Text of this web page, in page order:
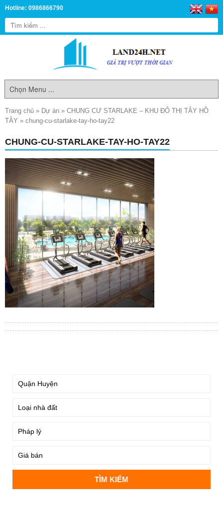
Hotline: 0986866790
Trang chủ » Dự án » CHUNG CƯ STARLAKE – KHU ĐÔ THỊ TÂY HỒ
TÂY » chung-cu-starlake-tay-ho-tay22
CHUNG-CU-STARLAKE-TAY-HO-TAY22